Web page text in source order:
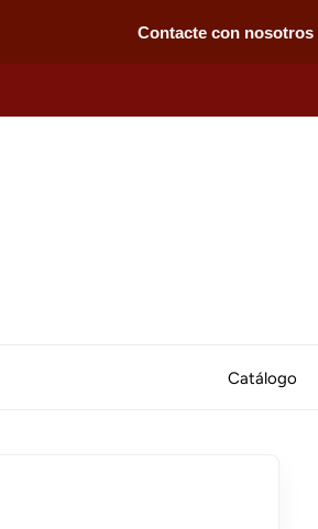
Contacte con nosotros
Catálogo